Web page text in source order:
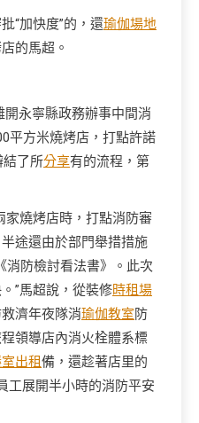
“加快度”的，還瑜伽場地
的馬超。
開永寧縣政務辦事中間消
平方米燒烤店，打點許諾
結了所分享有的流程，第
家燒烤店時，打點消防審
途還由於部門舉措措施
消防檢討看法書》。此次
”馬超說，從裝修時租場
濟年夜隊消瑜伽教室防
領導店內消火栓體系標
出租備，還趁著店里的
工展開半小時的消防平安